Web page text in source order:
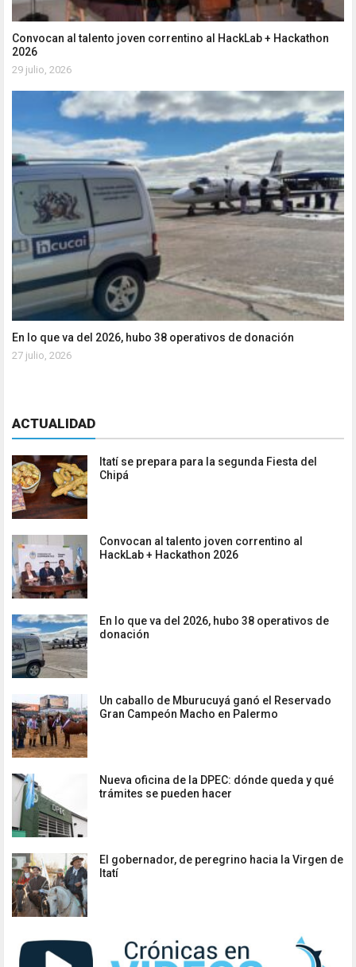
Convocan al talento joven correntino al HackLab + Hackathon
2026
29 julio, 2026
En lo que va del 2026, hubo 38 operativos de donación
27 julio, 2026
ACTUALIDAD
Itatí se prepara para la segunda Fiesta del
Chipá
Convocan al talento joven correntino al
HackLab + Hackathon 2026
En lo que va del 2026, hubo 38 operativos de
donación
Un caballo de Mburucuyá ganó el Reservado
Gran Campeón Macho en Palermo
Nueva oficina de la DPEC: dónde queda y qué
trámites se pueden hacer
El gobernador, de peregrino hacia la Virgen de
Itatí